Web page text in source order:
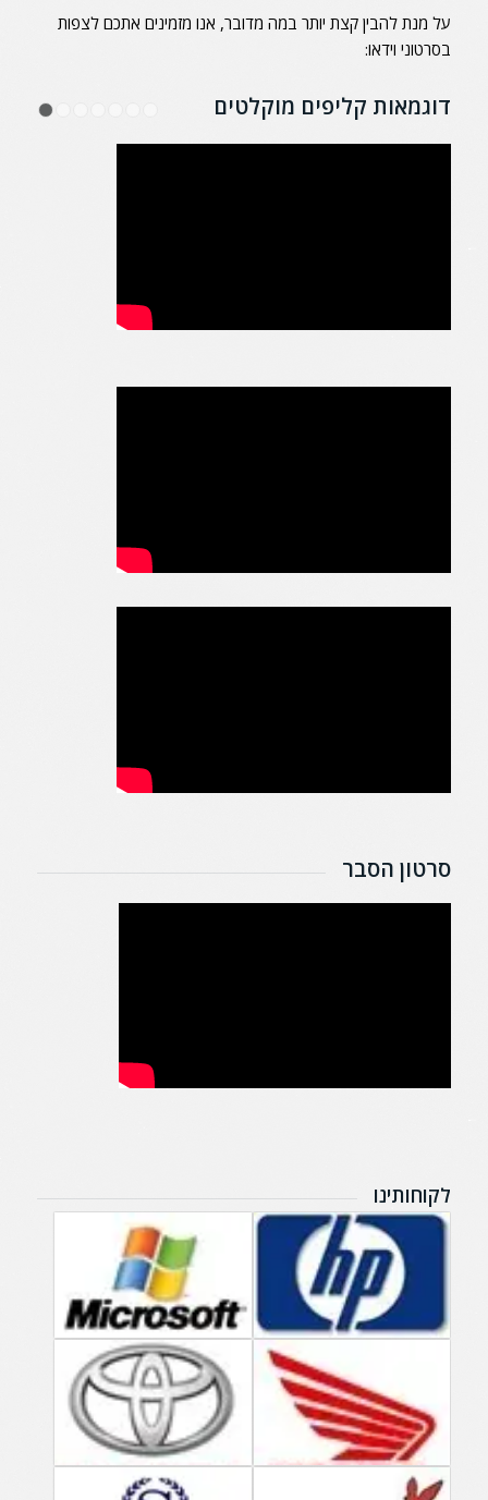
על מנת להבין קצת יותר במה מדובר, אנו מזמינים אתכם לצפות
בסרטוני וידאו:
דוגמאות קליפים מוקלטים
7
סרטון הסבר
לקוחותינו